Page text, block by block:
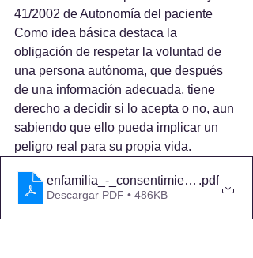
41/2002 de Autonomía del paciente
Como idea básica destaca la
obligación de respetar la voluntad de
una persona autónoma, que después
de una información adecuada, tiene
derecho a decidir si lo acepta o no, aun
sabiendo que ello pueda implicar un
peligro real para su propia vida.
enfamilia_- .pdf
Descargar PDF • 486KB